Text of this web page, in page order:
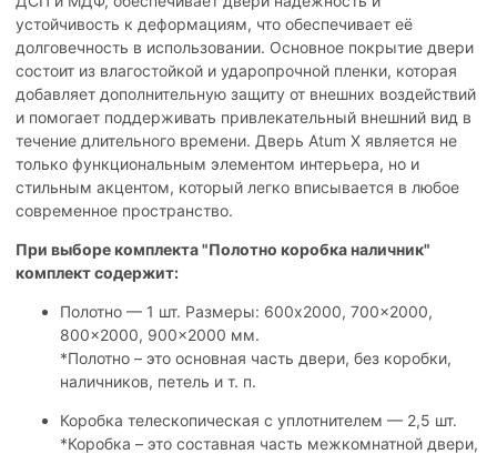
устойчивость к деформациям, что обеспечивает её
долговечность в использовании. Основное покрытие двери
состоит из влагостойкой и ударопрочной пленки, которая
добавляет дополнительную защиту от внешних воздействий
и помогает поддерживать привлекательный внешний вид в
течение длительного времени. Дверь Atum X является не
только функциональным элементом интерьера, но и
стильным акцентом, который легко вписывается в любое
современное пространство.
При выборе комплекта "Полотно коробка наличник"
комплект содержит:
Полотно — 1 шт. Размеры: 600x2000, 700x2000,
800x2000, 900x2000 мм.
*Полотно – это основная часть двери, без коробки,
наличников, петель и т. п.
Коробка телескопическая с уплотнителем — 2,5 шт.
*Коробка – это составная часть межкомнатной двери,